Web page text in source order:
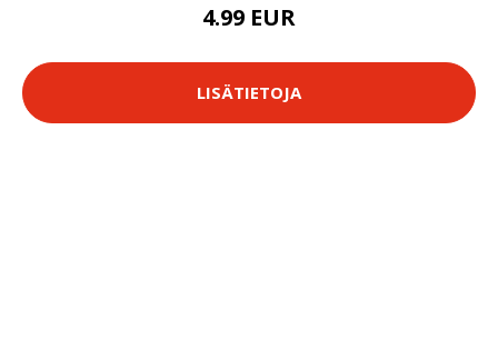
4.99 EUR
LISÄTIETOJA